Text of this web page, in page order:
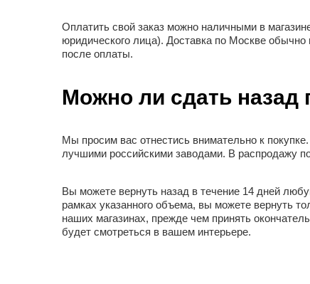
Оплатить свой заказ можно наличными в
юридического лица). Доставка по Москве
после оплаты.
Можно ли сдать назад
Мы просим вас отнестись внимательно к
лучшими российскими заводами. В распродажу
Вы можете вернуть назад в течение 14 дней
рамках указанного объема, вы можете вернуть
наших магазинах, прежде чем принять
будет смотреться в вашем интерьере.